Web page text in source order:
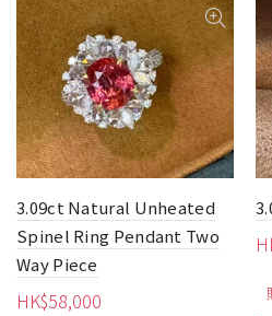
3.09ct Natural Unheated
Spinel Ring Pendant Two
Way Piece
HK$58,000